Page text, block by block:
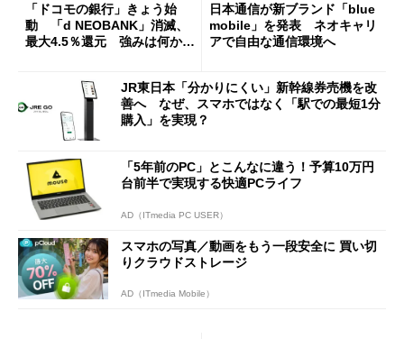
「ドコモの銀行」きょう始
動 「d NEOBANK」消滅、
最大4.5％還元 強みは何か解
日本通信が新ブランド「blue
mobile」を発表 ネオキャリ
アで自由な通信環境へ
JR東日本「分かりにくい」新幹線券売機を改
善へ なぜ、スマホではなく「駅での最短1分
購入」を実現？
「5年前のPC」とこんなに違う！予算10万円
台前半で実現する快適PCライフ
AD（ITmedia PC USER）
スマホの写真／動画をもう一段安全に 買い切
りクラウドストレージ
AD（ITmedia Mobile）